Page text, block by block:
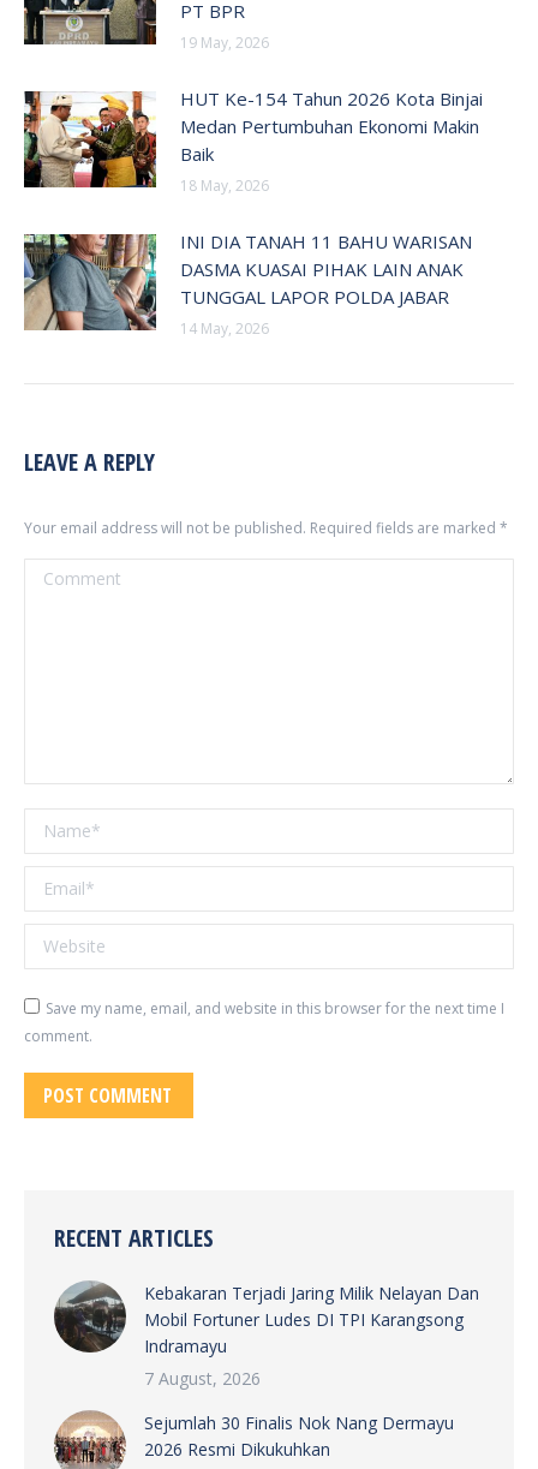
PT BPR
19 May, 2026
HUT Ke-154 Tahun 2026 Kota Binjai
Medan Pertumbuhan Ekonomi Makin
Baik
18 May, 2026
INI DIA TANAH 11 BAHU WARISAN
DASMA KUASAI PIHAK LAIN ANAK
TUNGGAL LAPOR POLDA JABAR
14 May, 2026
LEAVE A REPLY
Your email address will not be published. Required fields are marked *
Comment
Name *
Email *
Website
Save my name, email, and website in this browser for the next time I
comment.
POST COMMENT
RECENT ARTICLES
Kebakaran Terjadi Jaring Milik Nelayan Dan
Mobil Fortuner Ludes DI TPI Karangsong
Indramayu
7 August, 2026
Sejumlah 30 Finalis Nok Nang Dermayu
2026 Resmi Dikukuhkan